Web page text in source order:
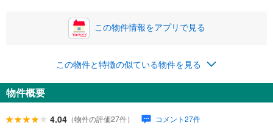
0円
ナス時の増額分（1回分）を入力してください。
ボーナス払いの限度額は金融機関によって異なります。
閉じる
月々の返済額
ローン返済額 79,147円（頭金比率 0 %）
この物件情報をアプリで見る
この物件と特徴の似ている物件を見る
物件概要
4.04 （物件の評価27件） コメント27件